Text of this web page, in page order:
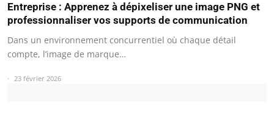
Entreprise : Apprenez à dépixeliser une image PNG et
professionnaliser vos supports de communication
Dans un environnement concurrentiel où chaque détail
compte, l’image de marque…
23 février 2026